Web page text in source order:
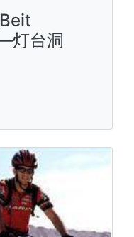
灯台洞